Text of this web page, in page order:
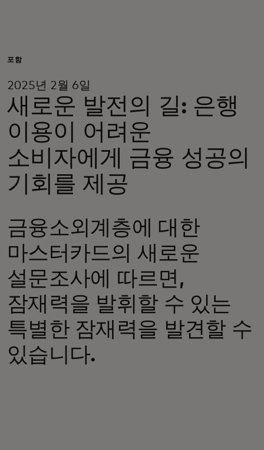
모두를 위한 가치
이노베이터
뉴스 & 인사이트
포함
2025년 2월 6일
새로운 발전의 길: 은행
이용이 어려운
소비자에게 금융 성공의
기회를 제공
금융소외계층에 대한
마스터카드의 새로운
설문조사에 따르면,
잠재력을 발휘할 수 있는
특별한 잠재력을 발견할 수
있습니다.